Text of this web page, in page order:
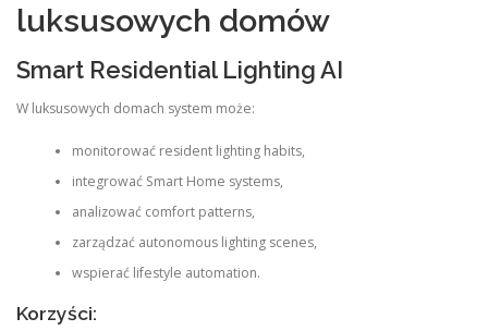
luksusowych domów
Smart Residential Lighting AI
W luksusowych domach system może:
monitorować resident lighting habits,
integrować Smart Home systems,
analizować comfort patterns,
zarządzać autonomous lighting scenes,
wspierać lifestyle automation.
Korzyści: